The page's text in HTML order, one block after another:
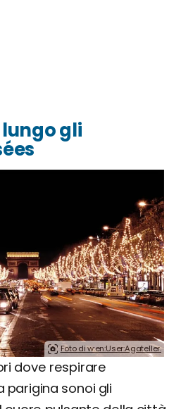
gli
Foto di w:en:User:Agateller.
dove respirare
sonoi gli